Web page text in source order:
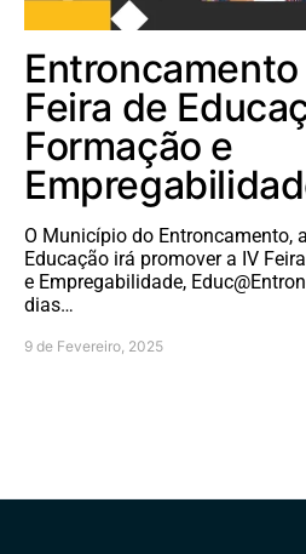
Feira de
Formação e
O Município do Entroncamento,
Educação irá promover a IV
e Empregabilidade,
dias…
9 de Fevereiro, 2025